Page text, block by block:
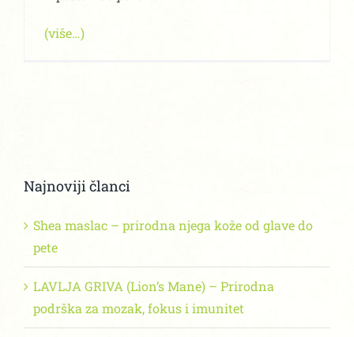
(više…)
Najnoviji članci
Shea maslac – prirodna njega kože od glave do
pete
LAVLJA GRIVA (Lion’s Mane) – Prirodna
podrška za mozak, fokus i imunitet